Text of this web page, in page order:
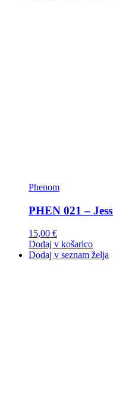
Phenom
PHEN 021 –
15,00 €
Dodaj v košarico
Dodaj v seznam želja